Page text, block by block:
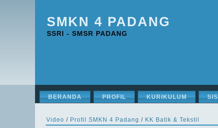
SMKN 4 PADANG
SSRI - SMSR PADANG
BERANDA PROFIL KURIKULUM
Video / Profil SMKN 4 Padang / KK Batik & Tekstil